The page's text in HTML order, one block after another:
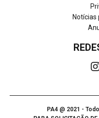
Notícias
PA4 @ 2021 -